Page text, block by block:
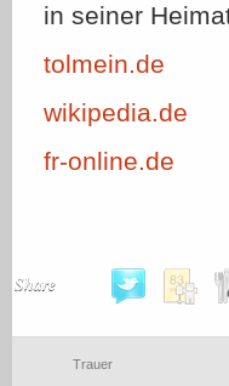
in seiner
tolmein.de
wikipedia.de
fr-online.de
Share
Trauer